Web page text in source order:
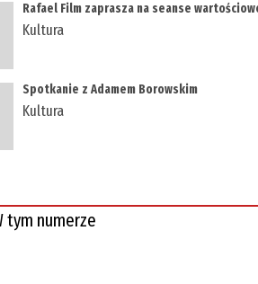
Rafael Film zaprasza na seanse
Kultura
Spotkanie z Adamem Borowskim
Kultura
tym numerze